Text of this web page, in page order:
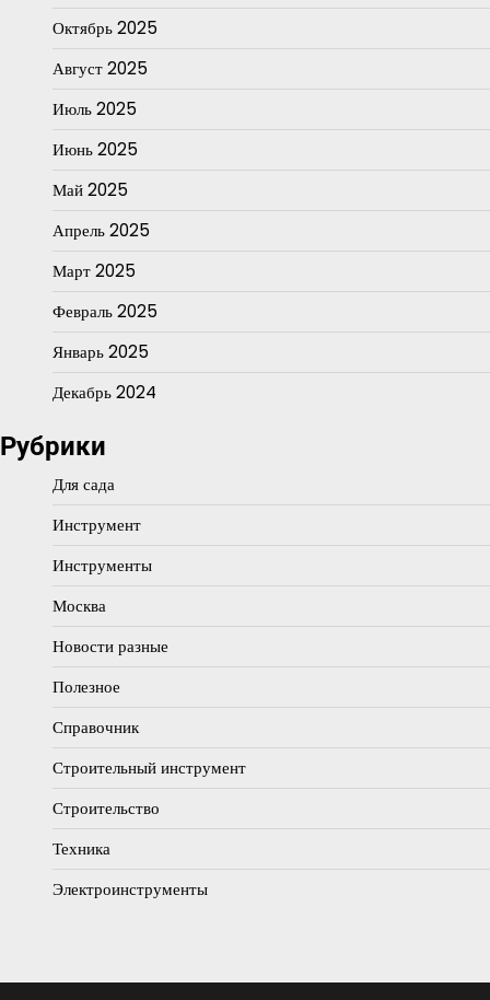
Октябрь 2025
Август 2025
Июль 2025
Июнь 2025
Май 2025
Апрель 2025
Март 2025
Февраль 2025
Январь 2025
Декабрь 2024
Рубрики
Для сада
Инструмент
Инструменты
Москва
Новости разные
Полезное
Справочник
Строительный инструмент
Строительство
Техника
Электроинструменты